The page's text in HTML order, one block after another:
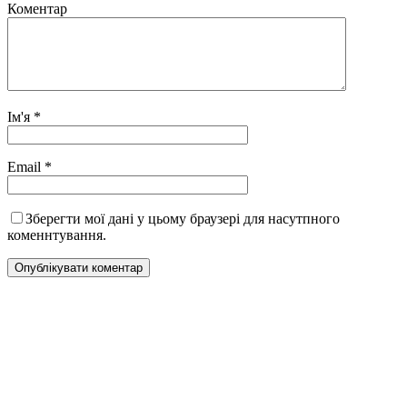
Коментар
Ім'я *
Email *
Зберегти мої дані у цьому браузері для насутпного
коменнтування.